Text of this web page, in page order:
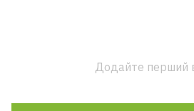
Додайте перший